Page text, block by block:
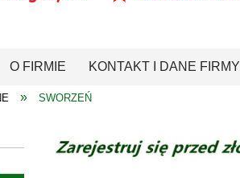
O FIRMIE KONTAKT I DANE FIRMY
» SWORZEŃ